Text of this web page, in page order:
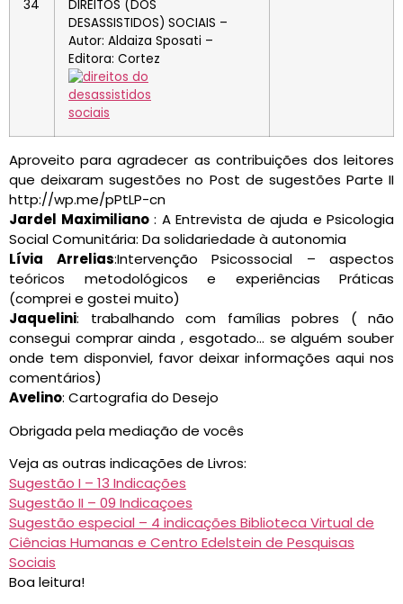
34
DIREITOS (DOS
DESASSISTIDOS) SOCIAIS –
Autor: Aldaiza Sposati –
Editora: Cortez
Aproveito para agradecer as contribuições dos leitores
que deixaram sugestões no Post de sugestões Parte II
http://wp.me/pPtLP-cn
Jardel Maximiliano: A Entrevista de ajuda e Psicologia
Social Comunitária: Da solidariedade à autonomia
Lívia Arrelias:Intervenção Psicossocial – aspectos
teóricos metodológicos e experiências Práticas
(comprei e gostei muito)
Jaquelini: trabalhando com famílias pobres ( não
consegui comprar ainda , esgotado… se alguém souber
onde tem disponviel, favor deixar informações aqui nos
comentários)
Avelino: Cartografia do Desejo
Obrigada pela mediação de vocês
Veja as outras indicações de Livros:
Sugestão I – 13 Indicações
Sugestão II – 09 Indicaçoes
Sugestão especial – 4 indicações Biblioteca Virtual de
Ciências Humanas e Centro Edelstein de Pesquisas
Sociais
Boa leitura!